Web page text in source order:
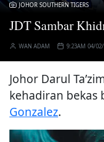
JOHOR SOUTHERN TIGERS
JDT Sambar
WAN ADAM 9:23AM 04/
Johor Darul
kehadiran bekas
Gonzalez.